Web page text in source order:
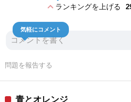
expand_lessランキングを上げる
気軽にコメント
問題を報告する
青とオレンジ